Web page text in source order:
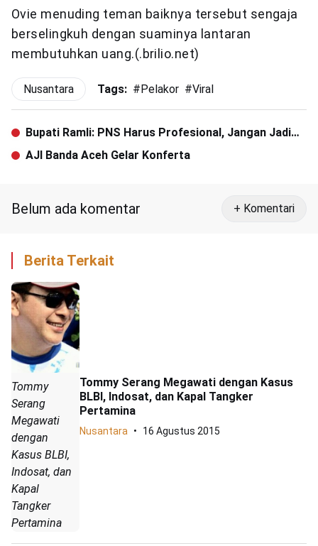
Ovie menuding teman baiknya tersebut sengaja
berselingkuh dengan suaminya lantaran
membutuhkan uang.(.brilio.net)
Nusantara Tags: #Pelakor #Viral
Bupati Ramli: PNS Harus Profesional, Jangan Jadi
Korban Politik
AJI Banda Aceh Gelar Konferta
Belum ada komentar + Komentari
Berita Terkait
Tommy
Serang
Megawati
dengan
Kasus BLBI,
Indosat, dan
Kapal
Tangker
Pertamina
Tommy Serang Megawati dengan Kasus
BLBI, Indosat, dan Kapal Tangker
Pertamina
Nusantara 16 Agustus 2015